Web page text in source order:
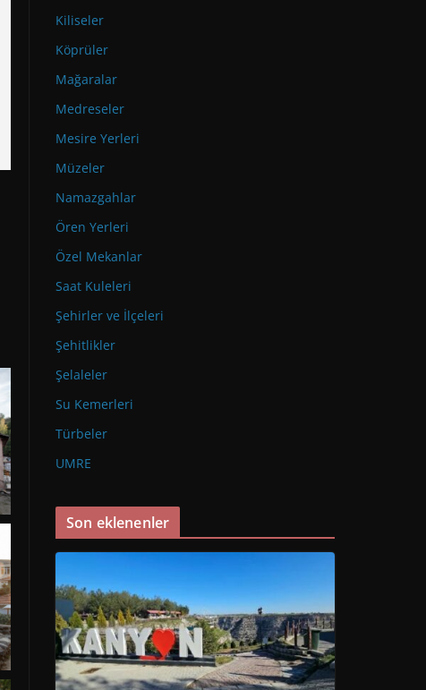
Kiliseler
Köprüler
Mağaralar
Medreseler
Mesire Yerleri
Müzeler
Namazgahlar
Ören Yerleri
Özel Mekanlar
Saat Kuleleri
Şehirler ve İlçeleri
Şehitlikler
Şelaleler
Su Kemerleri
Türbeler
UMRE
Son eklenenler